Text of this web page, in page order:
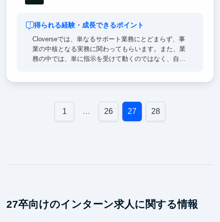
得られる経験・成長できるポイント
Cloverseでは、単なるサポート業務にとどまらず、事
業の中核となる実務に関わってもらいます。また、業
務の中では、単に指示を受けて動くのではなく、自ら
できます。
新しい産業領域で、クリエイティブとビジネスの両軸
1 … 26 27 28
27卒向けのインターン求人に関する情報